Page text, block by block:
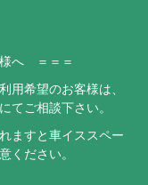
へ ＝＝＝
用希望のお客様は、
てご相談下さい。
ますと車イススペー
ください。